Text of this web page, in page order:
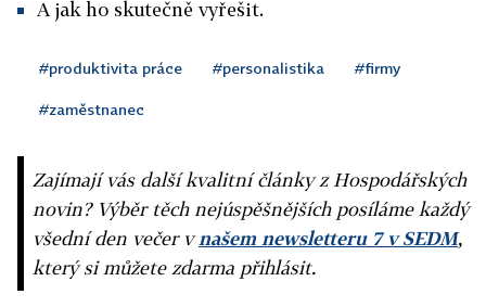
A jak ho skutečně vyřešit.
#produktivita práce #personalistika #firmy
#zaměstnanec
Zajímají vás další kvalitní články z Hospodářských
novin? Výběr těch nejúspěšnějších posíláme každý
všední den večer vnašem newsletteru 7 v SEDM,
který si můžete zdarma přihlásit.